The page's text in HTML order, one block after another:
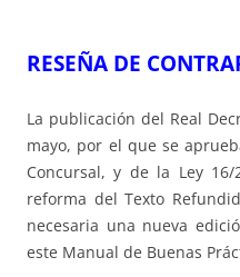
RESEÑA DE
La publicación del Real
mayo, por el que se
Concursal, y de la Ley
reforma del Texto
necesaria una nueva
este Manual de Buenas